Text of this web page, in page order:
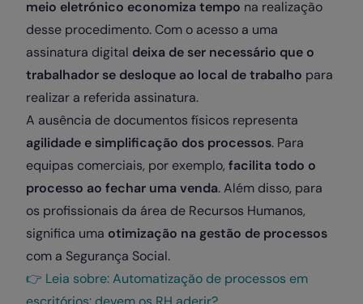
meio eletrónico economiza tempo na realização
desse procedimento. Com o acesso a uma
assinatura digital deixa de ser necessário que o
trabalhador se desloque ao local de trabalho para
realizar a referida assinatura.
A ausência de documentos físicos representa
agilidade e simplificação dos processos. Para
equipas comerciais, por exemplo, facilita todo o
processo ao fechar uma venda. Além disso, para
os profissionais da área de Recursos Humanos,
significa uma otimização na gestão de processos
com a Segurança Social.
👉 Leia sobre: Automatização de processos em